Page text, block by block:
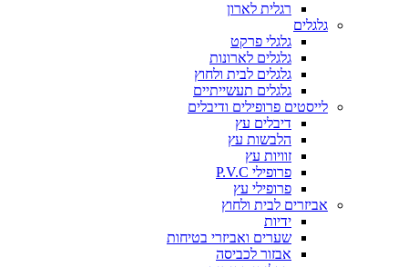
רגלית לארון
גלגלים
גלגלי פרקט
גלגלים לארונות
גלגלים לבית ולחוץ
גלגלים תעשייתיים
לייסטים פרופילים ודיבלים
דיבלים עץ
הלבשות עץ
זוויות עץ
פרופילי P.V.C
פרופילי עץ
אביזרים לבית ולחוץ
ידיות
שערים ואביזרי בטיחות
אבזור לכביסה